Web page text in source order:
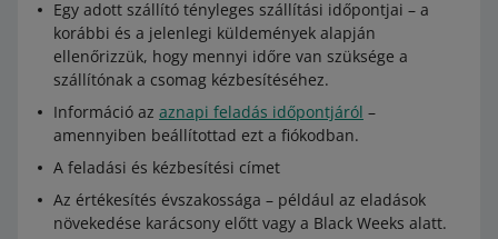
Egy adott szállító tényleges szállítási időpontjai – a
korábbi és a jelenlegi küldemények alapján
ellenőrizzük, hogy mennyi időre van szüksége a
szállítónak a csomag kézbesítéséhez.
Információ az aznapi feladás időpontjáról –
amennyiben beállítottad ezt a fiókodban.
A feladási és kézbesítési címet
Az értékesítés évszakossága – például az eladások
növekedése karácsony előtt vagy a Black Weeks alatt.